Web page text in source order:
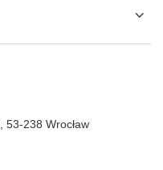
53-238 Wrocław